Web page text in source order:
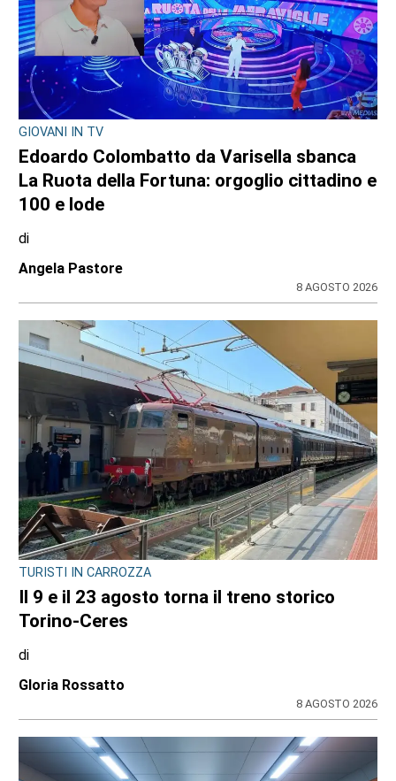
GIOVANI IN TV
Edoardo Colombatto da Varisella sbanca
La Ruota della Fortuna: orgoglio cittadino e
100 e lode
di
Angela Pastore
8 AGOSTO 2026
TURISTI IN CARROZZA
Il 9 e il 23 agosto torna il treno storico
Torino-Ceres
di
Gloria Rossatto
8 AGOSTO 2026